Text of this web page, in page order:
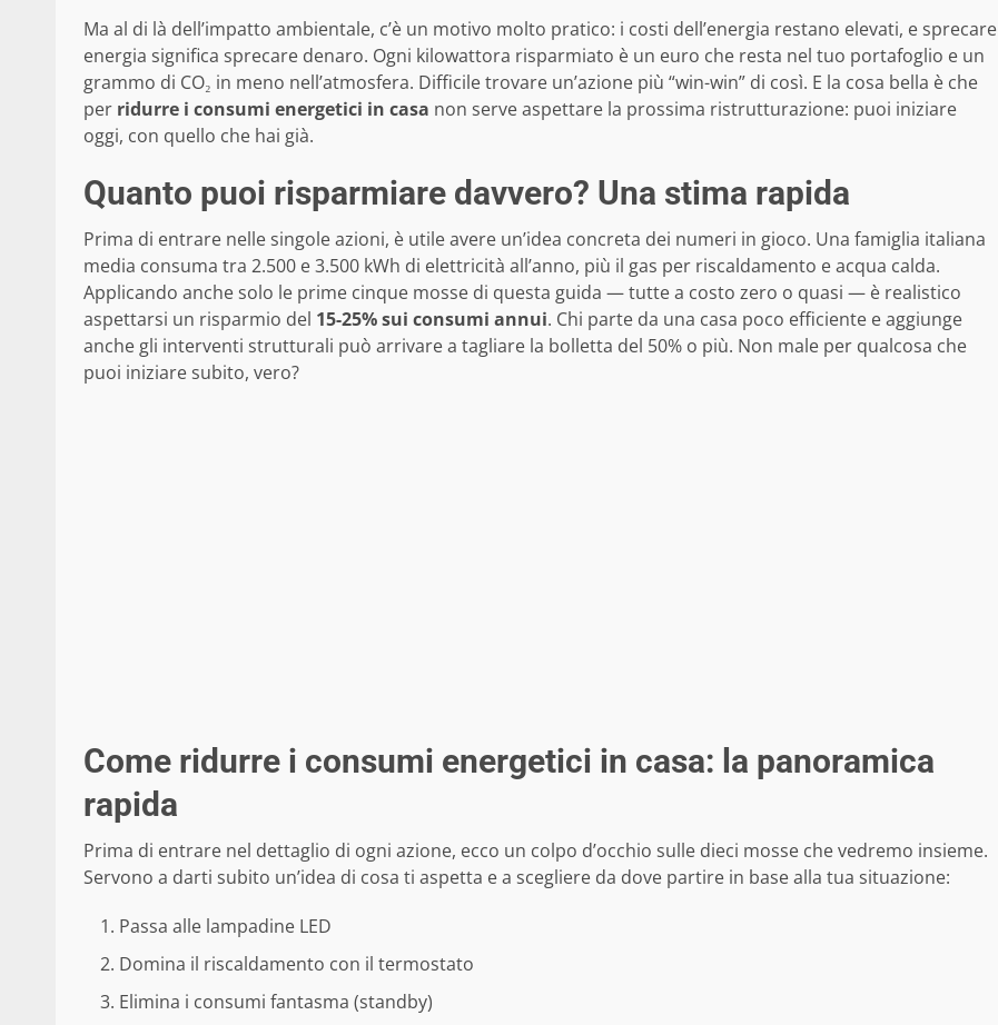
Ma al di là dell’impatto ambientale, c’è un motivo molto pratico: i costi dell’energia restano elevati, e sprecare
energia significa sprecare denaro. Ogni kilowattora risparmiato è un euro che resta nel tuo portafoglio e un
grammo di CO₂ in meno nell’atmosfera. Difficile trovare un’azione più “win-win” di così. E la cosa bella è che
per ridurre i consumi energetici in casa non serve aspettare la prossima ristrutturazione: puoi iniziare
oggi, con quello che hai già.
Quanto puoi risparmiare davvero? Una stima rapida
Prima di entrare nelle singole azioni, è utile avere un’idea concreta dei numeri in gioco. Una famiglia italiana
media consuma tra 2.500 e 3.500 kWh di elettricità all’anno, più il gas per riscaldamento e acqua calda.
Applicando anche solo le prime cinque mosse di questa guida — tutte a costo zero o quasi — è realistico
aspettarsi un risparmio del 15-25% sui consumi annui. Chi parte da una casa poco efficiente e aggiunge
anche gli interventi strutturali può arrivare a tagliare la bolletta del 50% o più. Non male per qualcosa che
puoi iniziare subito, vero?
Come ridurre i consumi energetici in casa: la panoramica
rapida
Prima di entrare nel dettaglio di ogni azione, ecco un colpo d’occhio sulle dieci mosse che vedremo insieme.
Servono a darti subito un’idea di cosa ti aspetta e a scegliere da dove partire in base alla tua situazione:
Passa alle lampadine LED
Domina il riscaldamento con il termostato
Elimina i consumi fantasma (standby)